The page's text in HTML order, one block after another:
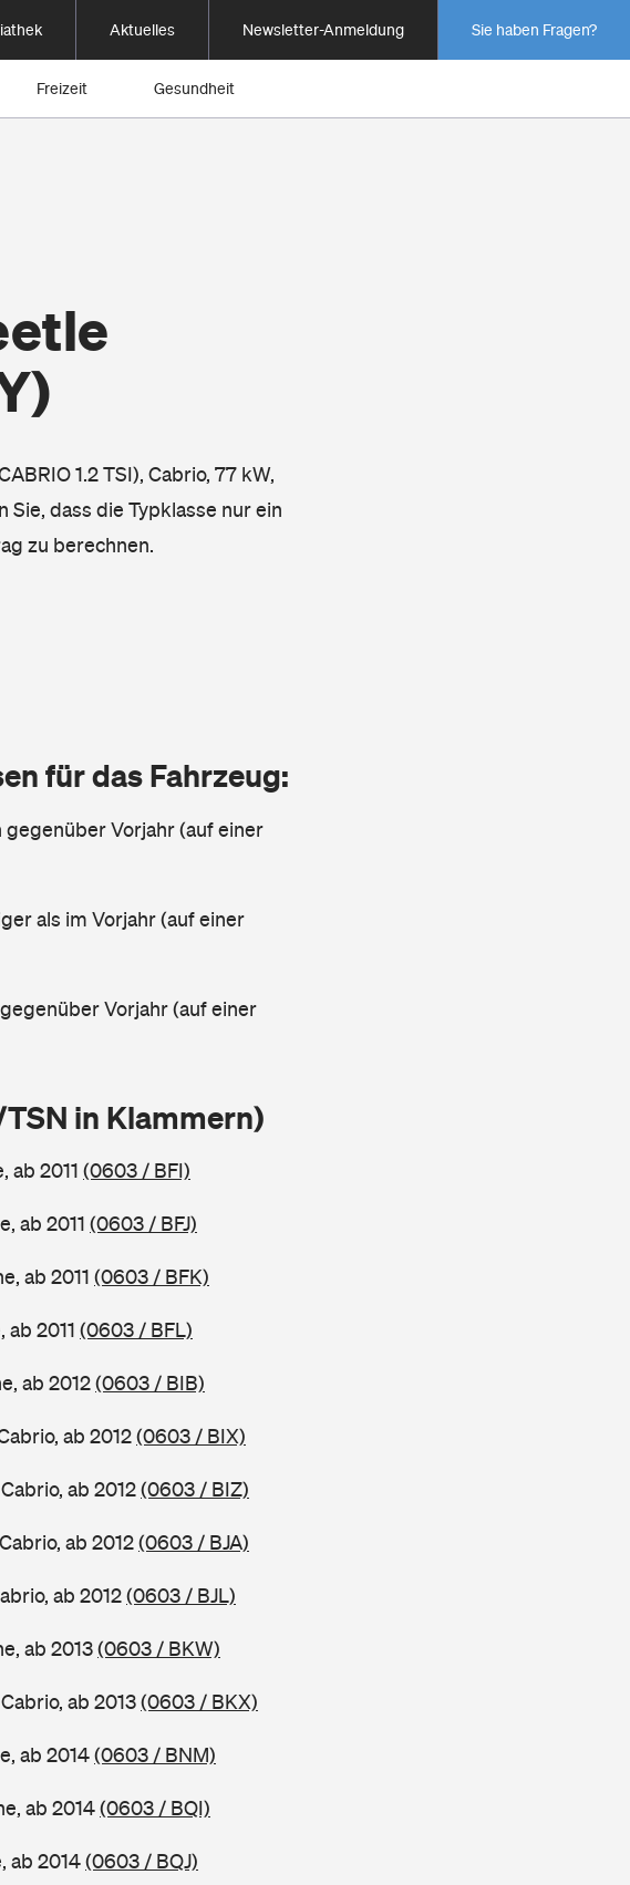
Aktuelles Newsletter-Anmeldung Sie haben Fragen?
Freizeit Gesundheit
1.2 TSI), Cabrio, 77 kW,
Sie, dass die Typklasse nur ein
zu berechnen.
für das Fahrzeug:
Vorjahr (auf einer
als im Vorjahr (auf einer
Vorjahr (auf einer
in Klammern)
ab 2011 (0603 / BFI)
ab 2011 (0603 / BFJ)
ab 2011 (0603 / BFK)
ab 2011 (0603 / BFL)
ab 2012(0603 / BIB)
ab 2012(0603 / BIX)
ab 2012(0603 / BIZ)
ab 2012(0603 / BJA)
ab 2012(0603 / BJL)
ab 2013(0603 / BKW)
ab 2013(0603 / BKX)
ab 2014(0603 / BNM)
ab 2014(0603 / BQI)
ab 2014(0603 / BQJ)